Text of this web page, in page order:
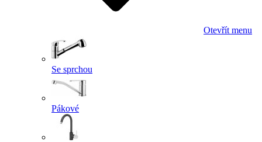
Otevřít menu
Se sprchou
Pákové